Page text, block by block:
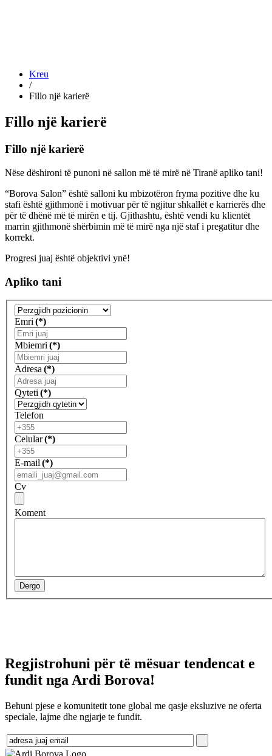
Kreu
/
Fillo një karierë
Fillo një karierë
Fillo një karierë
Nëse dëshironi të punoni në sallon më të mirë në Tiranë apliko tani!
“Borova Salon” është salloni ku mbizotëron fryma pozitive dhe ku
stafi është gjithmonë i motivuar për të ngjitur shkallët e karrierës dhe
për të dhënë më të mirën e tij. Gjithashtu, është vendi ku klientët
marrin gjithmonë shërbimin më të mirë nga një staf i pregatitur dhe
korrekt.
Progresi juaj është objektivi ynë!
Apliko tani
Emri (*)
Mbiemri (*)
Adresa (*)
Qyteti (*)
Telefon
Celular(*)
E-mail (*)
Cv
Koment
Dergo
Regjistrohuni për të mësuar tendencat e
fundit nga Ardi Borova!
Behuni pjese e komunitetit tone global me qasje eksluzive ne oferta
speciale, lajme dhe ngjarje te fundit.